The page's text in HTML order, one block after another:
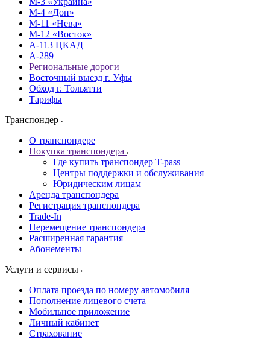
М-4 «Дон»
М-11 «Нева»
М-12 «Восток»
А-113 ЦКАД
А-289
Региональные дороги
Восточный выезд г. Уфы
Обход г. Тольятти
Тарифы
Транспондер
О транспондере
Покупка транспондера
Где купить транспондер T-pass
Центры поддержки и обслуживания
Юридическим лицам
Аренда транспондера
Регистрация транспондера
Trade-In
Перемещение транспондера
Расширенная гарантия
Абонементы
Услуги и сервисы
Оплата проезда по номеру автомобиля
Пополнение лицевого счета
Мобильное приложение
Личный кабинет
Страхование